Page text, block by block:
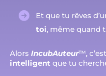
Et que tu rêves
toi, même quand
Alors IncubAuteur™,
intelligent que tu